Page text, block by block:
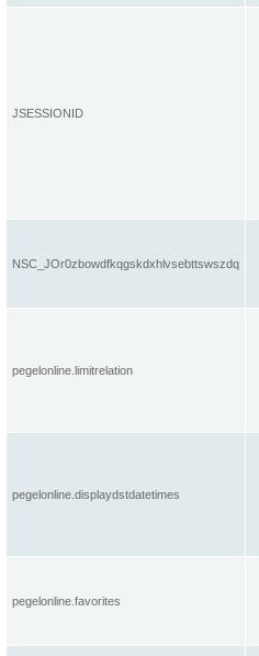
JSESSIONID
NSC_JOr0zbowdfkqgskdxhlvsebttswszdq
pegelonline.limitrelation
pegelonline.displaydstdatetimes
pegelonline.favorites